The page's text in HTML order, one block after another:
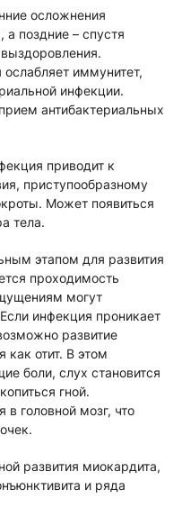
осложнения
а поздние – спустя
иммунитет,
инфекции.
антибактериальных
приводит к
приступообразному
Может появиться
тела.
этапом для развития
проходимость
могут
инфекция проникает
развитие
как отит. В этом
боли, слух становится
гной.
в головной мозг, что
развития миокардита,
и ряда